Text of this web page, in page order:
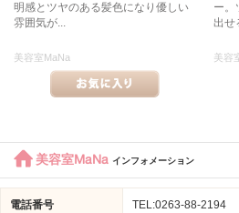
明感とツヤのある髪色になり優しい
雰囲気が...
美容室MaNa
ー。
出せ
美容
美容室MaNa インフォメーション
電話番号 TEL:0263-88-2194